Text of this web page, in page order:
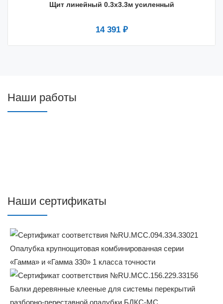
Щит линейный 0.3х3.3м усиленный
14 391 ₽
Наши работы
Наши сертификаты